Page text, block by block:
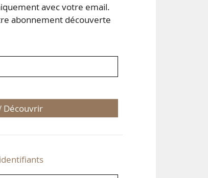
avec votre email.
abonnement découverte
Découvrir